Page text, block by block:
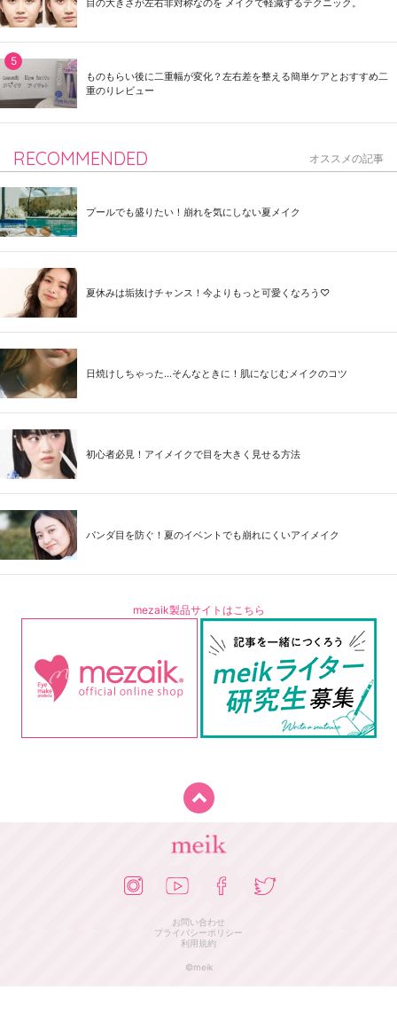
目の大きさが左右非対称なのを メイクで軽減するテクニック。
ものもらい後に二重幅が変化？左右差を整える簡単ケアとおすすめ二
重のりレビュー
RECOMMENDED オススメの記事
プールでも盛りたい！崩れを気にしない夏メイク
夏休みは垢抜けチャンス！今よりもっと可愛くなろう♡
日焼けしちゃった...そんなときに！肌になじむメイクのコツ
初心者必見！アイメイクで目を大きく見せる方法
パンダ目を防ぐ！夏のイベントでも崩れにくいアイメイク
mezaik製品サイトはこちら
お問い合わせ
プライバシーポリシー
利用規約
©meik